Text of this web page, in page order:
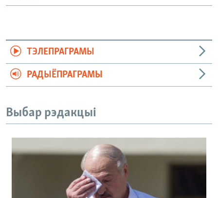
ТЭЛЕПРАГРАМЫ
РАДЫЁПРАГРАМЫ
Выбар рэдакцыі